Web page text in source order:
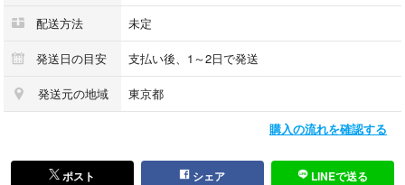
天板の形状···円型
配送方法 未定
発送日の目安 支払い後、1～2日で発送
発送元の地域 東京都
購入の流れを確認する
ポスト シェア LINEで送る